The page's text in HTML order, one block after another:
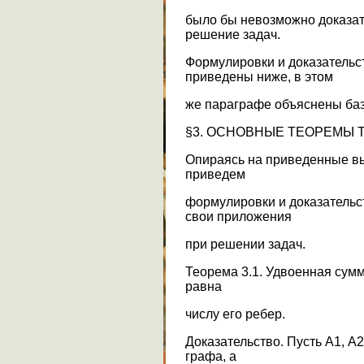
было бы невозможно
решение задач.
Формулировки и
приведены ниже, в этом
же параграфе объяснены
§3. ОСНОВНЫЕ ТЕОРЕМЫ
Опираясь на приведенные
приведем
формулировки и
свои приложения
при решении задач.
Теорема 3.1. Удвоенная
равна
числу его ребер.
Доказательство. Пусть А1,
графа, a